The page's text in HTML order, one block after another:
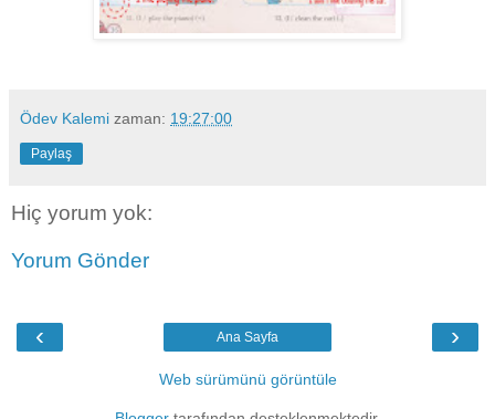
Ödev Kalemi zaman: 19:27:00
Paylaş
Hiç yorum yok:
Yorum Gönder
‹ ›
Ana Sayfa
Web sürümünü görüntüle